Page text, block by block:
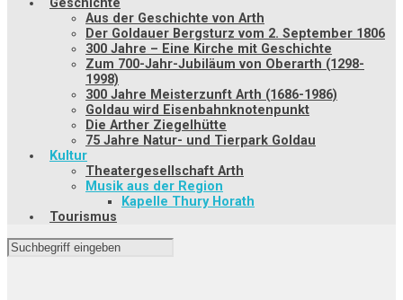
Geschichte
Aus der Geschichte von Arth
Der Goldauer Bergsturz vom 2. September 1806
300 Jahre – Eine Kirche mit Geschichte
Zum 700-Jahr-Jubiläum von Oberarth (1298-
1998)
300 Jahre Meisterzunft Arth (1686-1986)
Goldau wird Eisenbahnknotenpunkt
Die Arther Ziegelhütte
75 Jahre Natur- und Tierpark Goldau
Kultur
Theatergesellschaft Arth
Musik aus der Region
Kapelle Thury Horath
Tourismus